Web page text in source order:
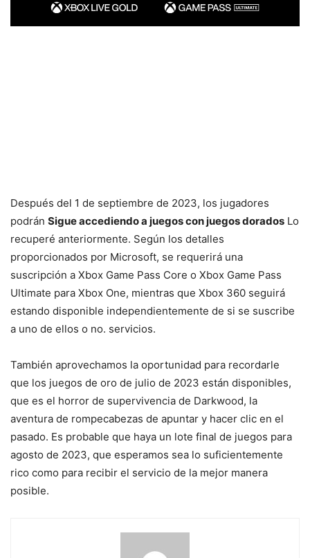
Después del 1 de septiembre de 2023, los jugadores
podrán Sigue accediendo a juegos con juegos dorados Lo
recuperé anteriormente. Según los detalles
proporcionados por Microsoft, se requerirá una
suscripción a Xbox Game Pass Core o Xbox Game Pass
Ultimate para Xbox One, mientras que Xbox 360 seguirá
estando disponible independientemente de si se suscribe
a uno de ellos o no. servicios.
También aprovechamos la oportunidad para recordarle
que los juegos de oro de julio de 2023 están disponibles,
que es el horror de supervivencia de Darkwood, la
aventura de rompecabezas de apuntar y hacer clic en el
pasado. Es probable que haya un lote final de juegos para
agosto de 2023, que esperamos sea lo suficientemente
rico como para recibir el servicio de la mejor manera
posible.